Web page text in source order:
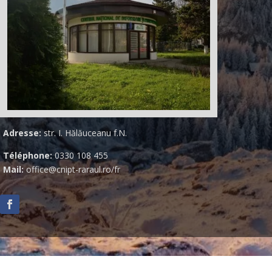
Adresse:str. I. Hălăuceanu f.N.
Téléphone:0330 108 455
Mail: office@cnipt-raraul.ro/fr